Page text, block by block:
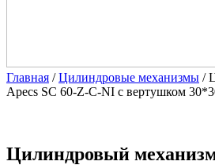
Главная /Цилиндровые механизмы /
Apecs SC 60-Z-C-NI с вертушком
Цилиндровый